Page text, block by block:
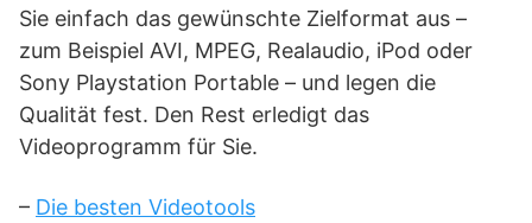
Sie einfach das gewünschte Zielformat aus –
zum Beispiel AVI, MPEG, Realaudio, iPod oder
Sony Playstation Portable – und legen die
Qualität fest. Den Rest erledigt das
Videoprogramm für Sie.
– Die besten Videotools